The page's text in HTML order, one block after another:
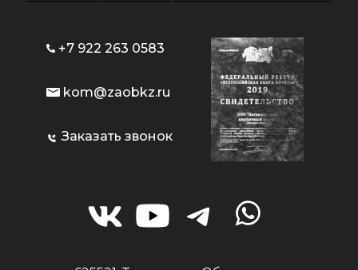
+7 922 263 0583
kom@zaobkz.ru
Заказать звонок